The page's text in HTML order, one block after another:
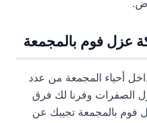
عزل فوم بالمجمعة
أحياء المجمعة من عدد
الصفرات وفرنا لك فرق
فوم بالمجمعة تجيبك عن